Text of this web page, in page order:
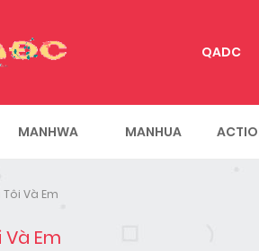
QADC
MANHWA MANHUA
Tôi Và Em
Em